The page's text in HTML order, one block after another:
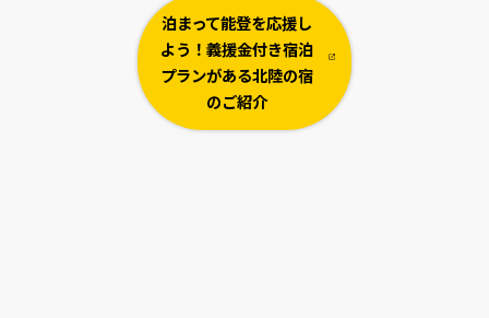
泊まって能登を応援し
よう！義援金付き宿泊
プランがある北陸の宿
のご紹介